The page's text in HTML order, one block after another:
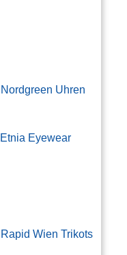
Nordgreen Uhren
Etnia Eyewear
Rapid Wien Trikots